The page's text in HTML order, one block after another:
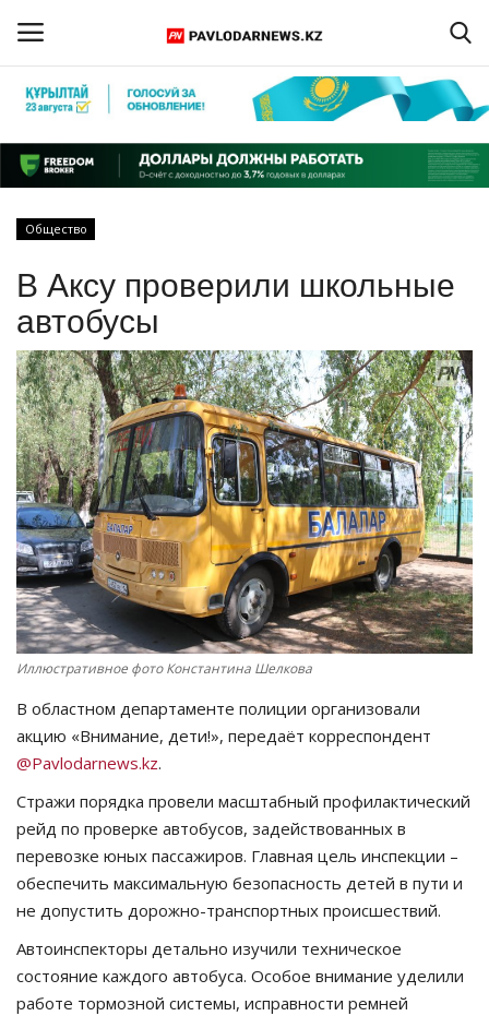
Регистрация
Главная
ПАВЛОДАРСКАЯ ОБЛАСТЬ
КАЗАХСТАН
МИР
СПЕЦПРОЕКТЫ
СПОРТ
Чек-лист
РАЗВЛЕЧЕНИЯ
Курултай
Язык
Общество
В Аксу проверили школьные
автобусы
Иллюстративное фото Константина Шелкова
В областном департаменте полиции организовали
акцию «Внимание, дети!», передаёт корреспондент
@Pavlodarnews.kz.
Стражи порядка провели масштабный профилактический
рейд по проверке автобусов, задействованных в
перевозке юных пассажиров. Главная цель инспекции –
обеспечить максимальную безопасность детей в пути и
не допустить дорожно-транспортных происшествий.
Автоинспекторы детально изучили техническое
состояние каждого автобуса. Особое внимание уделили
работе тормозной системы, исправности ремней